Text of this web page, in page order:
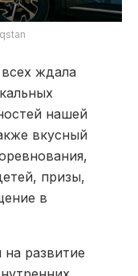
ждала
нашей
вкусный
призы,
в
развитие